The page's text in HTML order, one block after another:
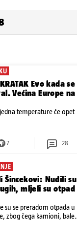
Evo kada se
Većina Europe na
temperature će opet
7 28
Šincekovi: Nudili su
mljeli su otpad
su se preradom otpada u
zbog čega kamioni, bale